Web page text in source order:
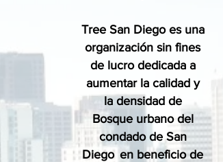
Tree San Diego es una
organización sin fines
de lucro dedicada a
aumentar la calidad y
la densidad de
Bosque urbano del
condado de San
Diego en beneficio de